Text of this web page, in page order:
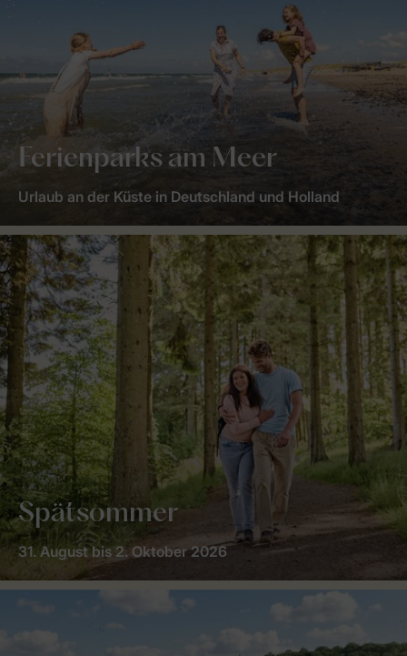
Ferienparks am Meer
Urlaub an der Küste in Deutschland und Holland
Spätsommer
31. August bis 2. Oktober 2026